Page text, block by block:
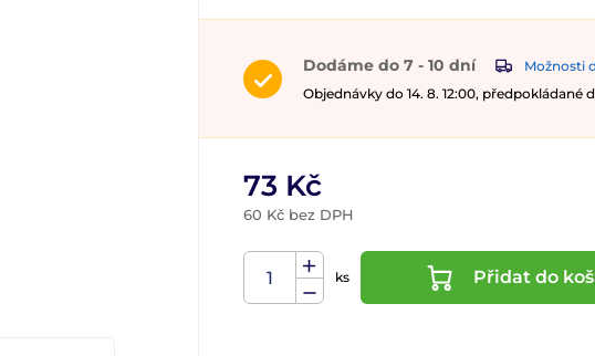
Dodáme do 7 - 10 dní
Možnosti
Objednávky do 14. 8. 12:00, předpokládané
73 Kč
60 Kč bez DPH
ks Přidat do